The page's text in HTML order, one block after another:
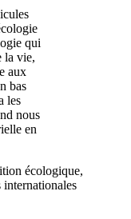
qui
la vie,
aux
bas
les
nous
en
écologique,